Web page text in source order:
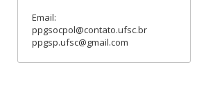
Email:
ppgsocpol@contato.ufsc.br
ppgsp.ufsc@gmail.com